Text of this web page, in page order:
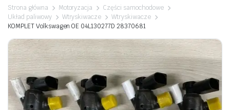
Strona główna Motoryzacja
Części samochodowe
Układ paliwowy
Wtryskiwacze
Wtryskiwacze
KOMPLET Volkswagen OE 04L130277D 28370681